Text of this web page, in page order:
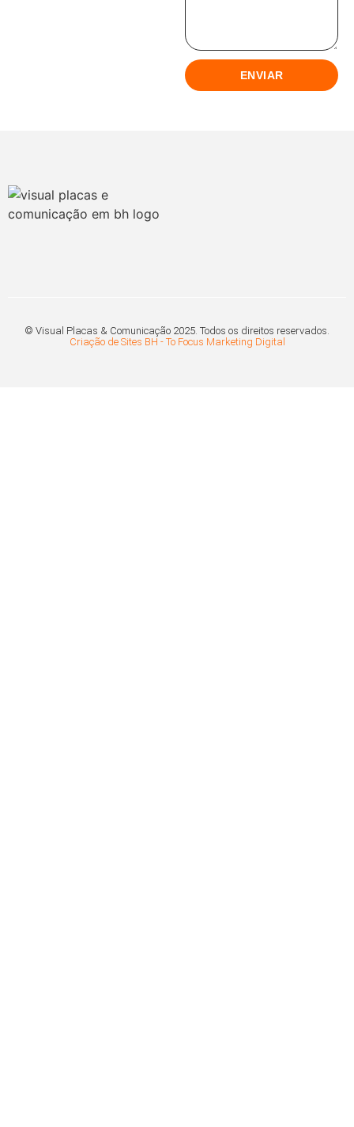
ENVIAR
© Visual Placas & Comunicação 2025. Todos os direitos reservados.
Criação de Sites BH - To Focus Marketing Digital